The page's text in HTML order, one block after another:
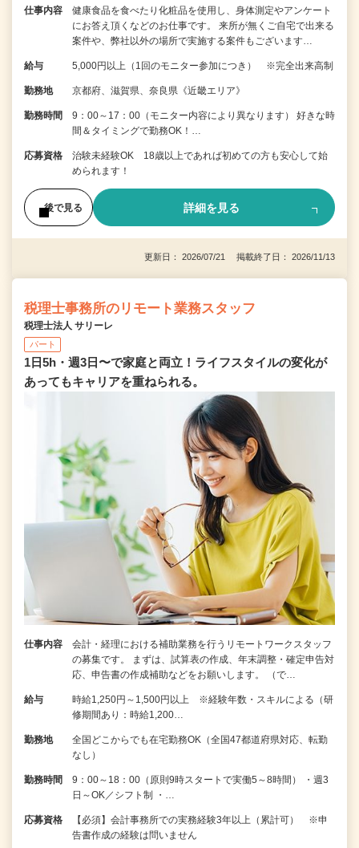
仕事内容
健康食品を食べたり化粧品を使用し、身体測定やアンケート
にお答え頂くなどのお仕事です。 来所が無くご自宅で出来る
案件や、弊社以外の場所で実施する案件もございます…
給与 5,000円以上（1回のモニター参加につき） ※完全出来高制
勤務地 京都府、滋賀県、奈良県《近畿エリア》
勤務時間
9：00～17：00（モニター内容により異なります） 好きな時
間＆タイミングで勤務OK！…
応募資格
治験未経験OK 18歳以上であれば初めての方も安心して始
められます！
後で見る 詳細を見る
更新日： 2026/07/21 掲載終了日： 2026/11/13
税理士事務所のリモート業務スタッフ
税理士法人 サリーレ
パート
1日5h・週3日〜で家庭と両立！ライフスタイルの変化が
あってもキャリアを重ねられる。
仕事内容
会計・経理における補助業務を行うリモートワークスタッフ
の募集です。 まずは、試算表の作成、年末調整・確定申告対
応、申告書の作成補助などをお願いします。 （で…
給与
時給1,250円～1,500円以上 ※経験年数・スキルによる（研
修期間あり：時給1,200…
勤務地
全国どこからでも在宅勤務OK（全国47都道府県対応、転勤
なし）
勤務時間
9：00～18：00（原則9時スタートで実働5～8時間） ・週3
日～OK／シフト制 ・…
応募資格
【必須】会計事務所での実務経験3年以上（累計可） ※申
告書作成の経験は問いません